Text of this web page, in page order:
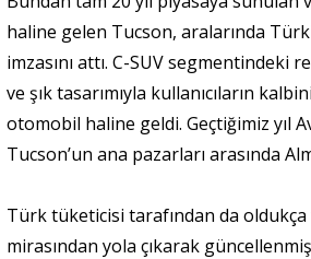
haline gelen Tucson, aralarında
imzasını attı. ​C-SUV
ve şık tasarımıyla kullanıcıların
otomobil haline geldi. Geçtiğimiz yıl
Tucson’un ana pazarları arasında
Türk tüketicisi tarafından da
mirasından yola çıkarak